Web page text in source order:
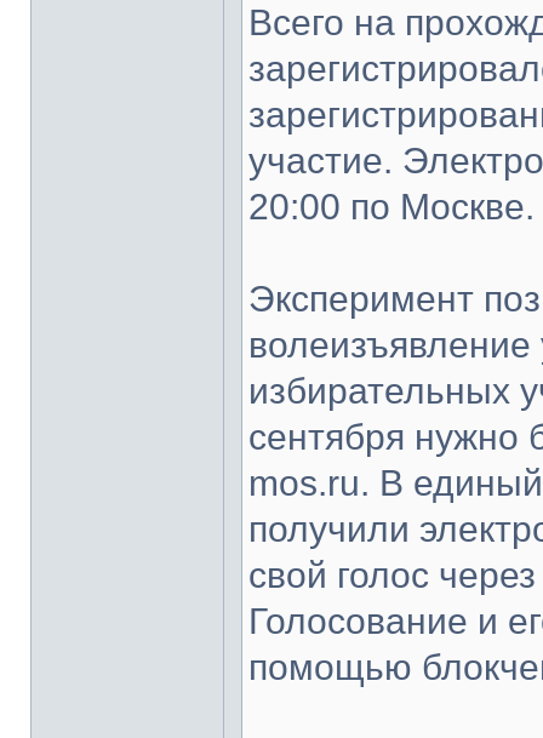
Всего на
участие.
20:00 по Москве.
Эксперимент
избирательных
сентября нужно
mos.ru. В
получили
свой голос
Голосование и
помощью